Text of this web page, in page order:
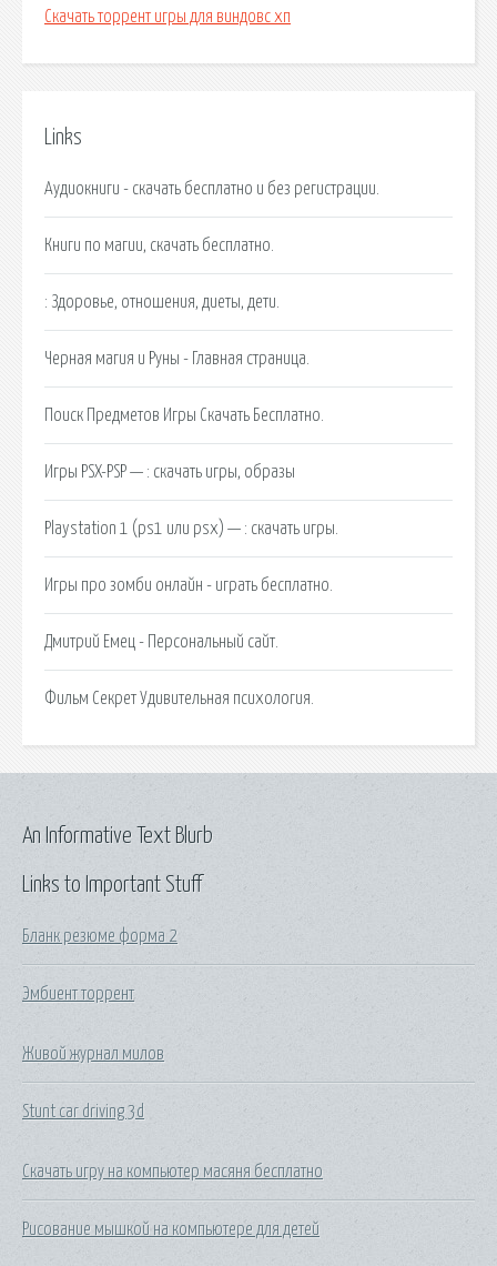
Скачать торрент игры для виндовс хп
Links
Аудиокниги - скачать бесплатно и без регистрации.
Книги по магии, скачать бесплатно.
: Здоровье, отношения, диеты, дети.
Черная магия и Руны - Главная страница.
Поиск Предметов Игры Скачать Бесплатно.
Игры PSX-PSP — : скачать игры, образы
Playstation 1 (ps1 или psx) — : скачать игры.
Игры про зомби онлайн - играть бесплатно.
Дмитрий Емец - Персональный сайт.
Фильм Секрет Удивительная психология.
Links to Important Stuff
Бланк резюме форма 2
Эмбиент торрент
Живой журнал милов
Stunt car driving 3d
Скачать игру на компьютер масяня бесплатно
Рисование мышкой на компьютере для детей
An Informative Text Blurb